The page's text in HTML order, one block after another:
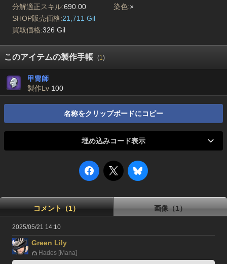
分解適正スキル:690.00 染色:×
SHOP販売価格:21,711 Gil
買取価格:326 Gil
このアイテムの製作手帳 (1)
甲冑師
製作Lv 100
名称をクリップボードにコピー
埋め込みコード表示
コメント（1） 画像（1）
2025/05/21 14:10
Green Lily
Hades [Mana]